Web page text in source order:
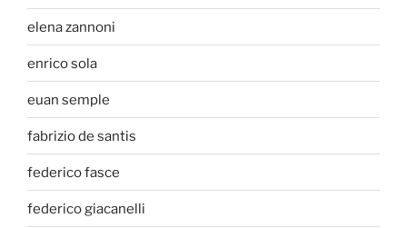
elena zannoni
enrico sola
euan semple
fabrizio de santis
federico fasce
federico giacanelli